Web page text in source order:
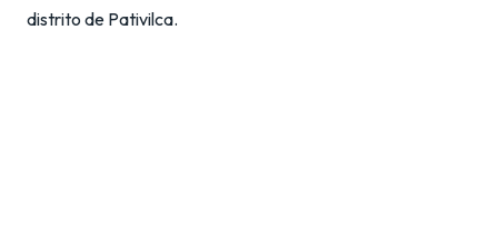
distrito de Pativilca.